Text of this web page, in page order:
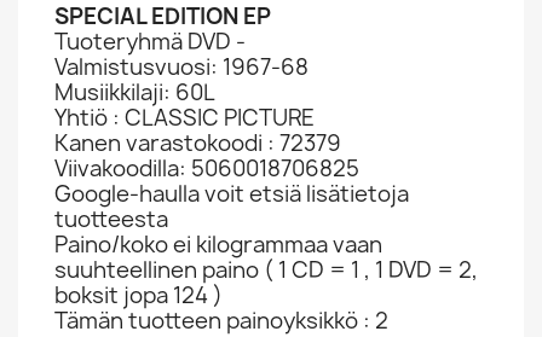
SPECIAL EDITION EP
Tuoteryhmä DVD -
Valmistusvuosi: 1967-68
Musiikkilaji: 60L
Yhtiö : CLASSIC PICTURE
Kanen varastokoodi : 72379
Viivakoodilla: 5060018706825
Google-haulla voit etsiä lisätietoja
tuotteesta
Paino/koko ei kilogrammaa vaan
suuhteellinen paino ( 1 CD = 1 , 1 DVD = 2,
boksit jopa 124 )
Tämän tuotteen painoyksikkö : 2